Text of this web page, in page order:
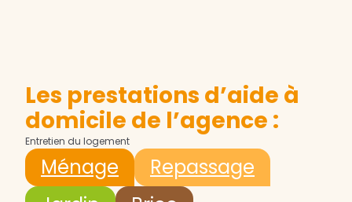
Les prestations d’aide à
domicile de l’agence :
Entretien du logement
Ménage
Repassage